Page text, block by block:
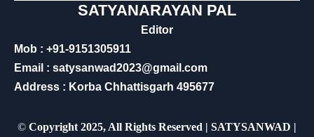
SATYANARAYAN PAL
Editor
Mob : +91-9151305911
Email : satysanwad2023@gmail.com
Address : Korba Chhattisgarh 495677
© Copyright 2025, All Rights Reserved | SATYSANWAD |